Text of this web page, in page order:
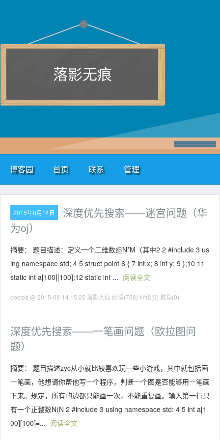
落影无痕
博客园 首页 联系 管理
2015年8月14日
深度优先搜索——迷宫问题（华
为oj）
摘要： 题目描述：定义一个二维数组N*M（其中2 2 #include 3 us
ing namespace std; 4 5 struct point 6 { 7 int x; 8 int y; 9 };10 11
static int a[100][100];12 static int ... 阅读全文
posted @ 2015-08-14 15:25 落影无痕 阅读(738) 评论(0) 推荐(0)
深度优先搜索——一笔画问题（欧拉图问
题）
摘要： 题目描述zyc从小就比较喜欢玩一些小游戏，其中就包括画
一笔画，他想请你帮他写一个程序，判断一个图是否能够用一笔画
下来。规定，所有的边都只能画一次，不能重复画。输入第一行只
有一个正整数N(N 2 #include 3 using namespace std; 4 5 int a[1
00][100]=... 阅读全文